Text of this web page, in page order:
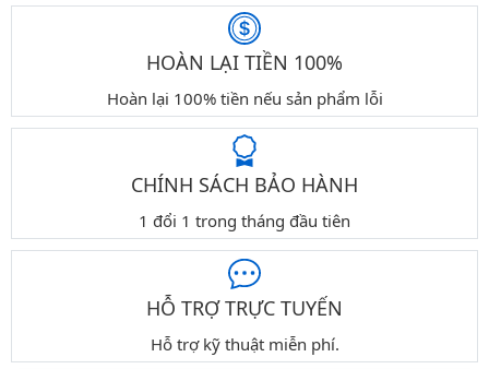
HOÀN LẠI TIỀN 100%
Hoàn lại 100% tiền nếu sản phẩm lỗi
CHÍNH SÁCH BẢO HÀNH
1 đổi 1 trong tháng đầu tiên
HỖ TRỢ TRỰC TUYẾN
Hỗ trợ kỹ thuật miễn phí.